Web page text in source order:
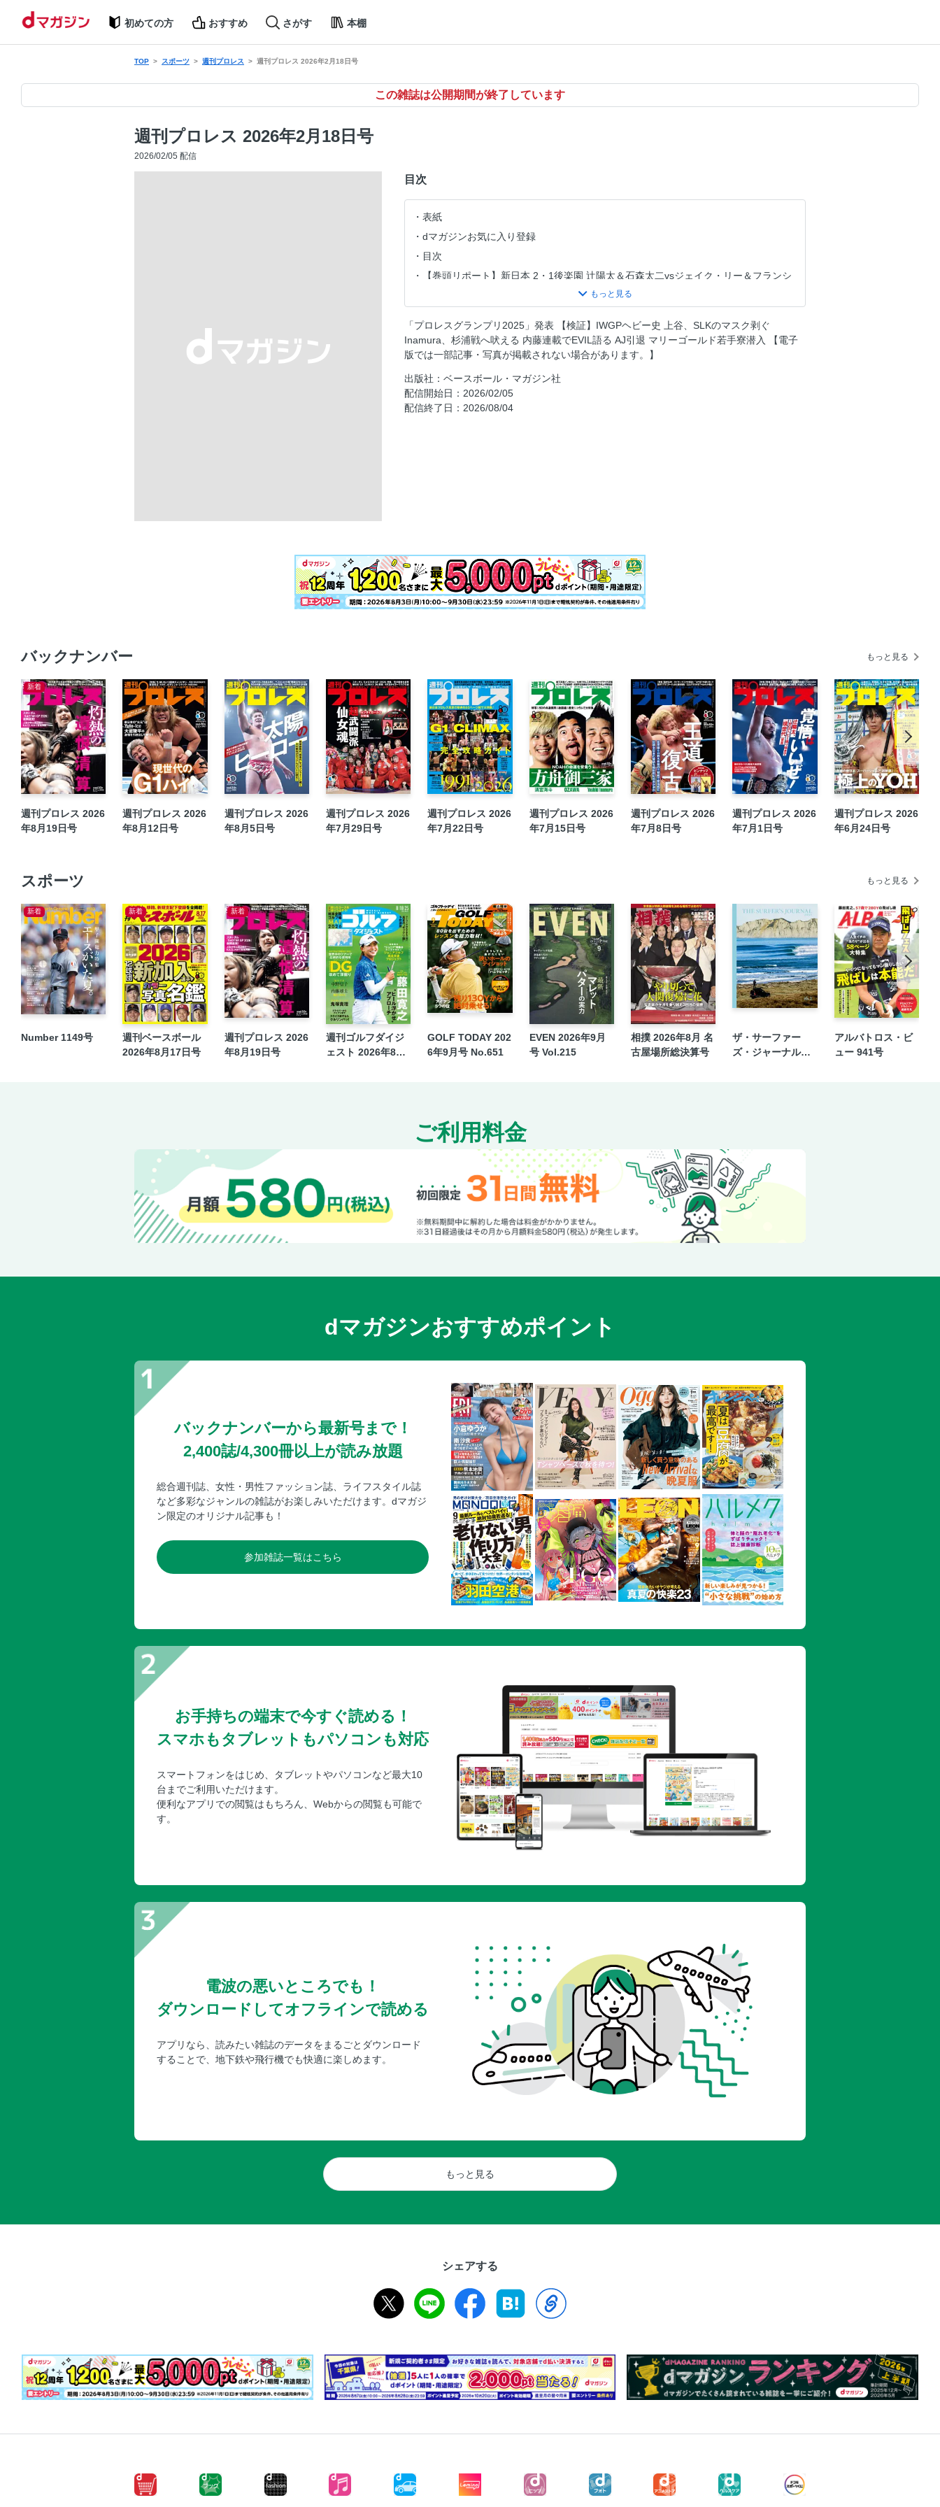
初めての方 おすすめ さがす 本棚
TOP スポーツ 週刊プロレス 週刊プロレス 2026年2月18日号
この雑誌は公開期間が終了しています
週刊プロレス 2026年2月18日号
2026/02/05 配信
目次
表紙
dマガジンお気に入り登録
目次
【巻頭リポート】新日本 2・1後楽園 辻陽太＆石森太二vsジェイク・リー＆フランシ
【インタビュー】ジェイク・リー〈新日本〉
【特集】波瀾万丈のIWGPヘビー級王座史
【インタビュー】Yoshiki Inamura〈NOAH〉
NOAH 1・26新宿
FREEDOMS 2・1板橋
2AW 1・25千葉
マーベラス 1・28新木場
PHOTO＆イラスト自慢
Champ Talk〈502〉世界タッグ王者・綾部蓮
日本プロレス主要団体チャンピオンリスト
NEWS FILE
WWE・PLE「ロイヤルランブル」1・31リヤド
DRAGONGATE 2・1和歌山
大日本 1・31後楽園
ウナギ・サヤカ自主興行 2・1後楽園
BASARA 1・31新宿
コスチューム研究〈422〉小田嶋大樹
闘撮〈643〉新日本’25年8・13浜松、海野翔太vsグレート－O－カーン
バックナンバー情報
編集部発EYEコラム「大阪プロレスで気になる選手をもう一人発見水野翔はいかにし
て所属選手となったのか？」
週刊プレゼント＆編集後記＆バトルロイヤル
団体別1カ月カレンダー
「プロレスグランプリ2025」発表 【検証】IWGPヘビー史 上谷、SLKのマスク剥ぐ
Inamura、杉浦戦へ吠える 内藤連載でEVIL語る AJ引退 マリーゴールド若手寮潜入 【電子
版では一部記事・写真が掲載されない場合があります。】
出版社：ベースボール・マガジン社
配信開始日：2026/02/05
配信終了日：2026/08/04
バックナンバー もっと見る
新着
週刊プロレス 2026
年8月19日号
週刊プロレス 2026
年8月12日号
週刊プロレス 2026
年8月5日号
週刊プロレス 2026
年7月29日号
週刊プロレス 2026
年7月22日号
週刊プロレス 2026
年7月15日号
週刊プロレス 2026
年7月8日号
週刊プロレス 2026
年7月1日号
週刊プロレス 2026
年6月24日号
スポーツ もっと見る
新着
Number 1149号
新着
週刊ベースボール
2026年8月17日号
新着
週刊プロレス 2026
年8月19日号
週刊ゴルフダイジ
ェスト 2026年8月
GOLF TODAY 202
6年9月号 No.651
EVEN 2026年9月
号 Vol.215
相撲 2026年8月 名
古屋場所総決算号
ザ・サーファー
ズ・ジャーナル日
アルバトロス・ビ
ュー 941号
ご利用料金
dマガジンおすすめポイント
バックナンバーから最新号まで！
2,400誌/4,300冊以上が読み放題
総合週刊誌、女性・男性ファッション誌、ライフスタイル誌
など多彩なジャンルの雑誌がお楽しみいただけます。dマガジ
ン限定のオリジナル記事も！
参加雑誌一覧はこちら
お手持ちの端末で今すぐ読める！
スマホもタブレットもパソコンも対応
スマートフォンをはじめ、タブレットやパソコンなど最大10
台までご利用いただけます。
便利なアプリでの閲覧はもちろん、Webからの閲覧も可能で
す。
電波の悪いところでも！
ダウンロードしてオフラインで読める
アプリなら、読みたい雑誌のデータをまるごとダウンロード
することで、地下鉄や飛行機でも快適に楽しめます。
もっと見る
シェアする